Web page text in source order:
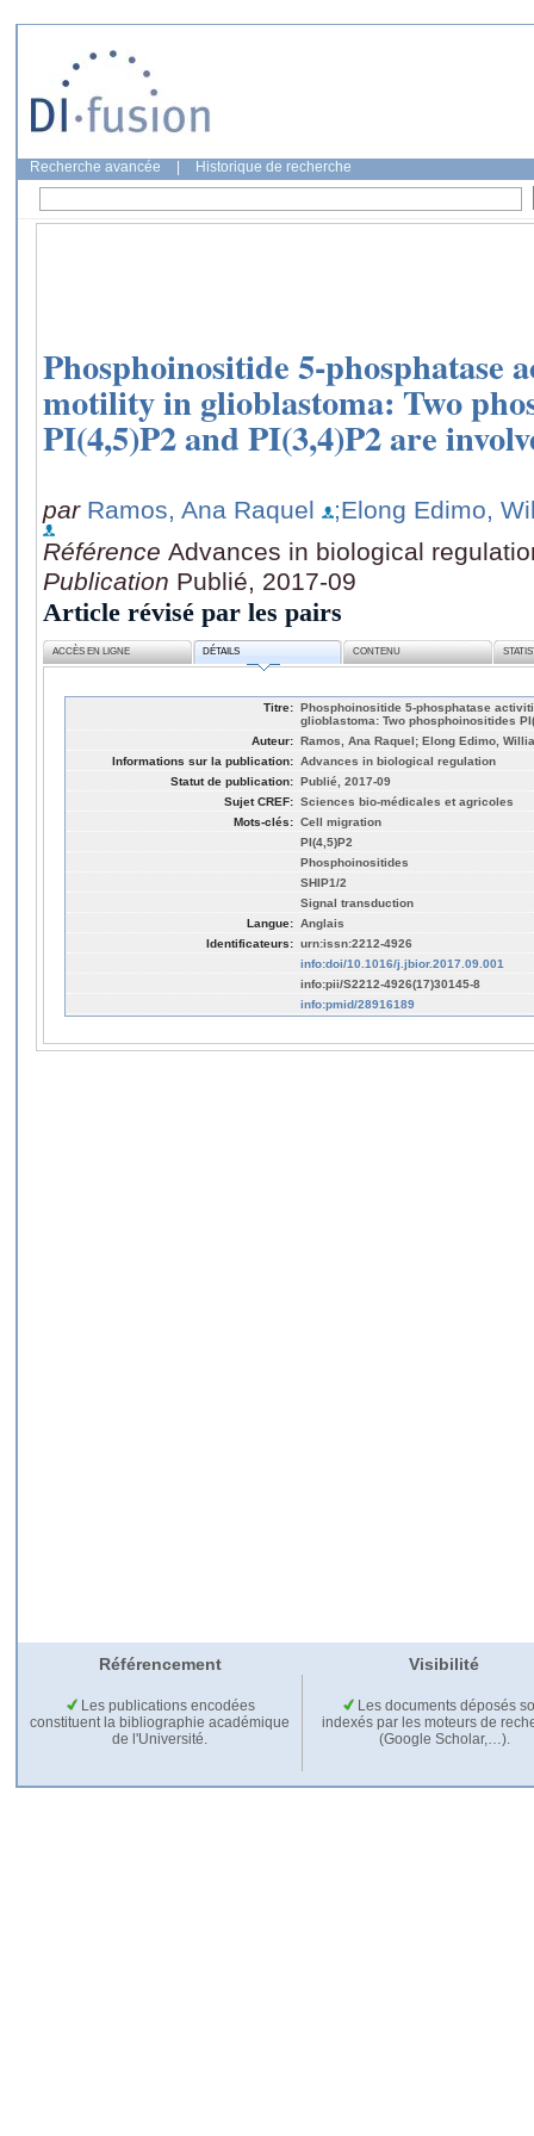
Recherche avancée Historique de recherche
Phosphoinositide 5-phosphatase
motility in glioblastoma: Two
PI(4,5)P2 and PI(3,4)P2 are
par Ramos, Ana Raquel
;Elong Edimo,
Référence Advances in biological
Publication Publié, 2017-09
Article révisé par les pairs
ACCÈS EN LIGNE DÉTAILS CONTENU
Titre: Phosphoinositide 5-phosphatase
glioblastoma: Two phosphoinositides
Auteur: Ramos, Ana Raquel; Elong Edimo,
Informations sur la publication: Advances in biological regulation
Statut de publication: Publié, 2017-09
Sujet CREF: Sciences bio-médicales et agricoles
Mots-clés: Cell migration
PI(4,5)P2
Phosphoinositides
SHIP1/2
Signal transduction
Langue: Anglais
Identificateurs: urn:issn:2212-4926
info:doi/10.1016/j.jbior.2017.09.001
info:pii/S2212-4926(17)30145-8
info:pmid/28916189
Référencement Visibilité
Les publications encodées
constituent la bibliographie académique
de l'Université.
Les documents déposés
indexés par les moteurs de
(Google Scholar,…).